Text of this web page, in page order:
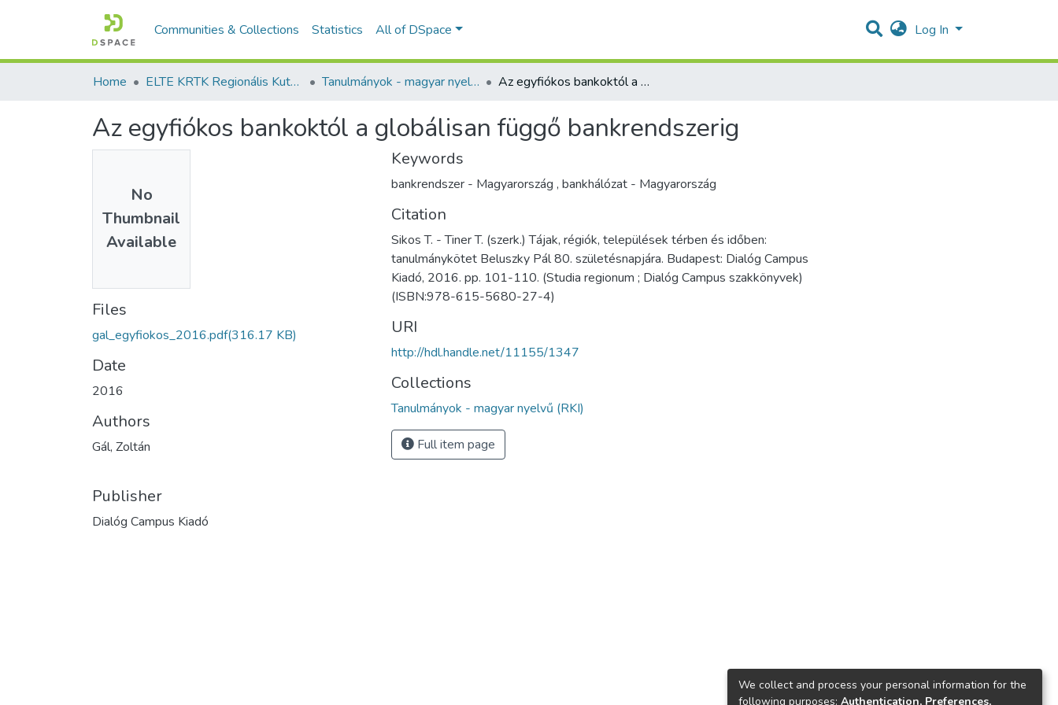
Communities & Collections Statistics All of DSpace Log In
Home ELTE KRTK Regionális Kutatások Intézete Tanulmányok - magyar nyelvű (RKI) Az egyfiókos bankoktól a globálisan függő bankrendszerig
Az egyfiókos bankoktól a globálisan függő bankrendszerig
No
Thumbnail
Available
Files
gal_egyfiokos_2016.pdf(316.17 KB)
Date
2016
Authors
Gál, Zoltán
Publisher
Dialóg Campus Kiadó
Keywords
bankrendszer - Magyarország , bankhálózat - Magyarország
Citation
Sikos T. - Tiner T. (szerk.) Tájak, régiók, települések térben és időben:
tanulmánykötet Beluszky Pál 80. születésnapjára. Budapest: Dialóg Campus
Kiadó, 2016. pp. 101-110. (Studia regionum ; Dialóg Campus szakkönyvek)
(ISBN:978-615-5680-27-4)
URI
http://hdl.handle.net/11155/1347
Collections
Tanulmányok - magyar nyelvű (RKI)
Full item page
We collect and process your personal information for the
following purposes: Authentication, Preferences,